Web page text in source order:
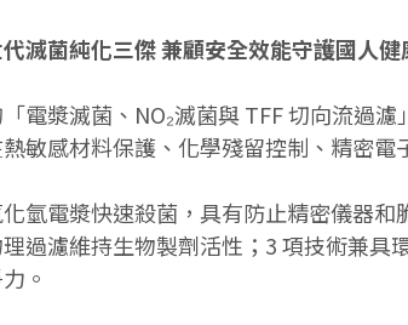
代滅菌純化三傑 兼顧安全效能守護國人健
電漿滅菌、NO₂滅菌與 TFF 切向流過
敏感材料保護、化學殘留控制、精密
氫電漿快速殺菌，具有防止精密儀器
過濾維持生物製劑活性；3 項技術兼
。